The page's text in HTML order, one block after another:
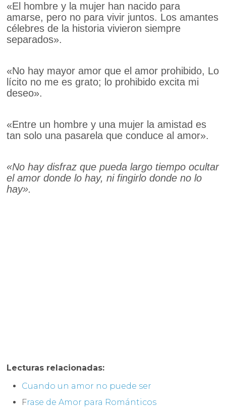
«El hombre y la mujer han nacido para
amarse, pero no para vivir juntos. Los amantes
célebres de la historia vivieron siempre
separados».
«No hay mayor amor que el amor prohibido, Lo
lícito no me es grato; lo prohibido excita mi
deseo».
«Entre un hombre y una mujer la amistad es
tan solo una pasarela que conduce al amor».
«No hay disfraz que pueda largo tiempo ocultar
el amor donde lo hay, ni fingirlo donde no lo
hay».
Lecturas relacionadas:
Cuando un amor no puede ser
Frase de Amor para Románticos